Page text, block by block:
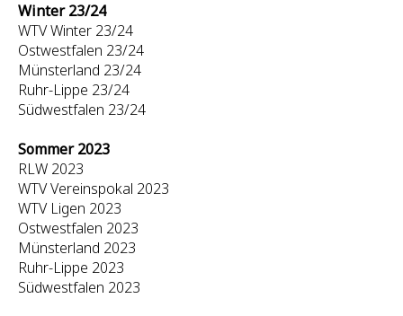
Winter 23/24
WTV Winter 23/24
Ostwestfalen 23/24
Münsterland 23/24
Ruhr-Lippe 23/24
Südwestfalen 23/24
Sommer 2023
RLW 2023
WTV Vereinspokal 2023
WTV Ligen 2023
Ostwestfalen 2023
Münsterland 2023
Ruhr-Lippe 2023
Südwestfalen 2023